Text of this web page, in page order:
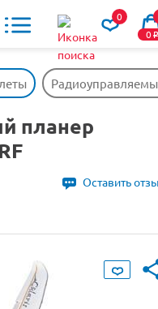
0
0o
планер
Оставить